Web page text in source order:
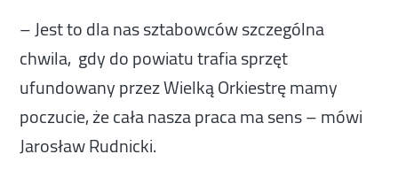
– Jest to dla nas sztabowców szczególna
chwila, gdy do powiatu trafia sprzęt
ufundowany przez Wielką Orkiestrę mamy
poczucie, że cała nasza praca ma sens – mówi
Jarosław Rudnicki.